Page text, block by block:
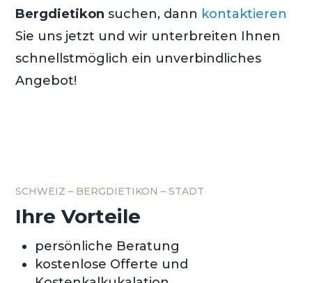
Bergdietikonsuchen, dann kontaktieren
Sie uns jetzt und wir unterbreiten Ihnen
schnellstmöglich ein unverbindliches
Angebot!
SCHWEIZ – BERGDIETIKON – STADT
Ihre Vorteile
persönliche Beratung
kostenlose Offerte und